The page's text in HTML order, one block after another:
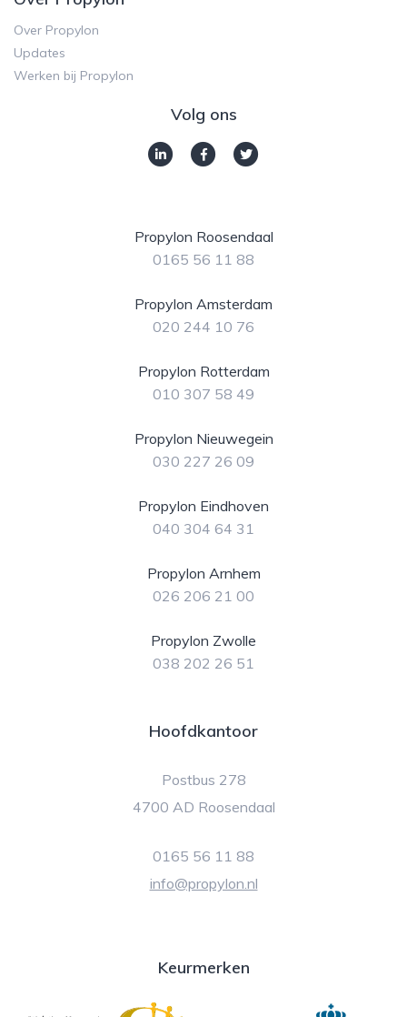
Over Propylon
Updates
Werken bij Propylon
Volg ons
Propylon Roosendaal
0165 56 11 88
Propylon Amsterdam
020 244 10 76
Propylon Rotterdam
010 307 58 49
Propylon Nieuwegein
030 227 26 09
Propylon Eindhoven
040 304 64 31
Propylon Arnhem
026 206 21 00
Propylon Zwolle
038 202 26 51
Hoofdkantoor
Postbus 278
4700 AD Roosendaal
0165 56 11 88
info@propylon.nl
Keurmerken